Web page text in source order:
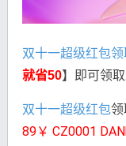
双十一超级红包领
就省50】即可领
双十一超级红包领
89￥ CZ0001